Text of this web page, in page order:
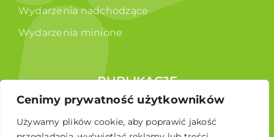
Cenimy prywatność użytkowników
Używamy plików cookie, aby poprawić jakość
Wydarzenia nadchodzące
Wydarzenia minione
PUBLIKACJE
Raporty
Broszura edukacyjna